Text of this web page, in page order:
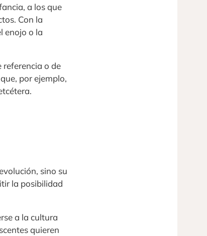
a los que
Con la
enojo o la
referencia o de
por ejemplo,
sino su
la posibilidad
a la cultura
quieren